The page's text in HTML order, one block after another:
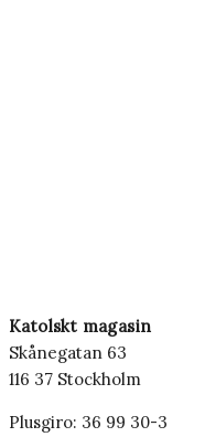
Katolskt magasin
Skånegatan 63
116 37 Stockholm
Plusgiro: 36 99 30-3